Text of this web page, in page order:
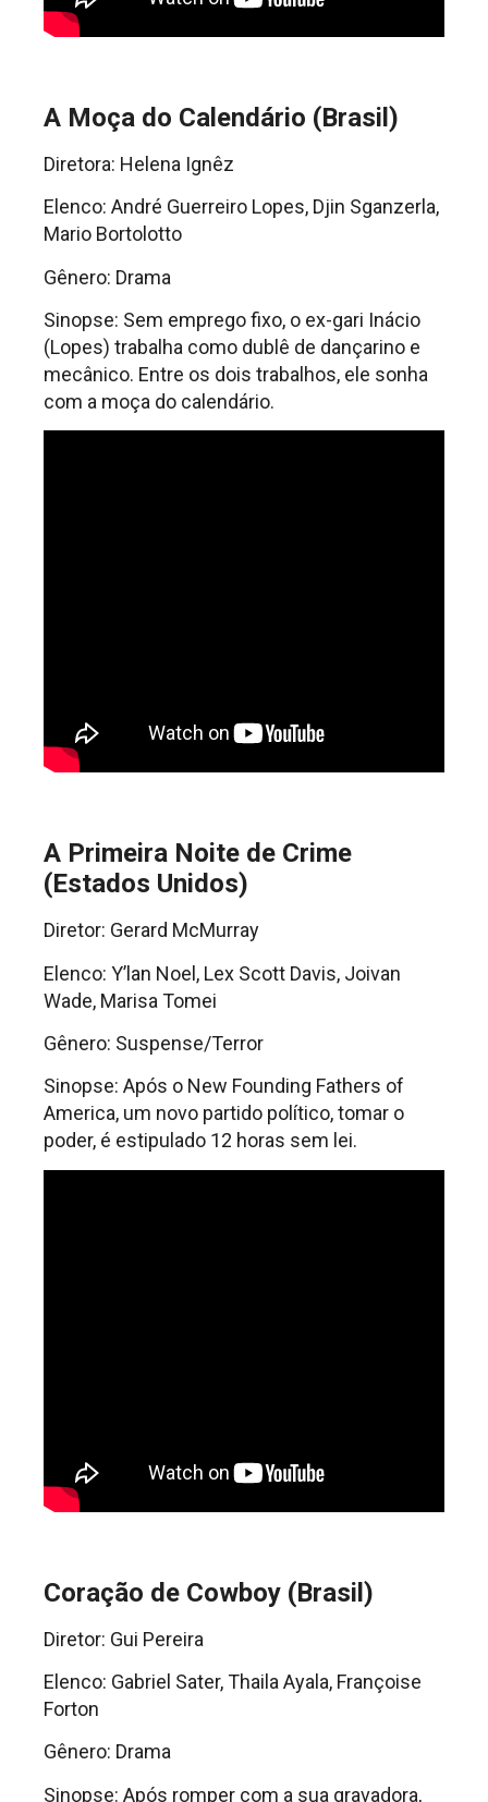
A Moça do Calendário (Brasil)
Diretora: Helena Ignêz
Elenco: André Guerreiro Lopes, Djin Sganzerla,
Mario Bortolotto
Gênero: Drama
Sinopse: Sem emprego fixo, o ex-gari Inácio
(Lopes) trabalha como dublê de dançarino e
mecânico. Entre os dois trabalhos, ele sonha
com a moça do calendário.
A Primeira Noite de Crime
(Estados Unidos)
Diretor: Gerard McMurray
Elenco: Y’lan Noel, Lex Scott Davis, Joivan
Wade, Marisa Tomei
Gênero: Suspense/Terror
Sinopse: Após o New Founding Fathers of
America, um novo partido político, tomar o
poder, é estipulado 12 horas sem lei.
Coração de Cowboy (Brasil)
Diretor: Gui Pereira
Elenco: Gabriel Sater, Thaila Ayala, Françoise
Forton
Gênero: Drama
Sinopse: Após romper com a sua gravadora,